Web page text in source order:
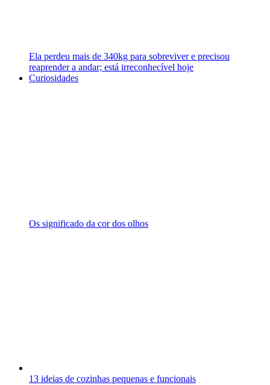
Ela perdeu mais de 340kg para sobreviver e precisou
reaprender a andar; está irreconhecível hoje
Curiosidades
Os significado da cor dos olhos
13 ideias de cozinhas pequenas e funcionais